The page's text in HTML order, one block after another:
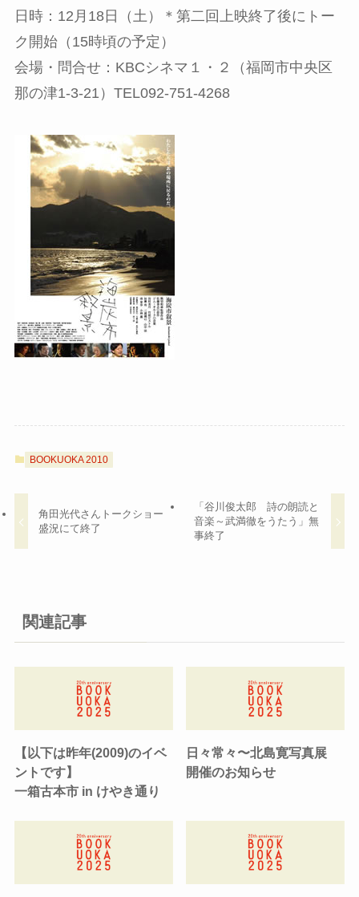
日時：12月18日（土）＊第二回上映終了後にトー
ク開始（15時頃の予定）
会場・問合せ：KBCシネマ１・２（福岡市中央区
那の津1-3-21）TEL092-751-4268
BOOKUOKA 2010
角田光代さんトークショー
盛況にて終了
「谷川俊太郎 詩の朗読と
音楽～武満徹をうたう」無
事終了
関連記事
【以下は昨年(2009)のイベ
ントです】
一箱古本市 in けやき通り
日々常々〜北島寛写真展
開催のお知らせ